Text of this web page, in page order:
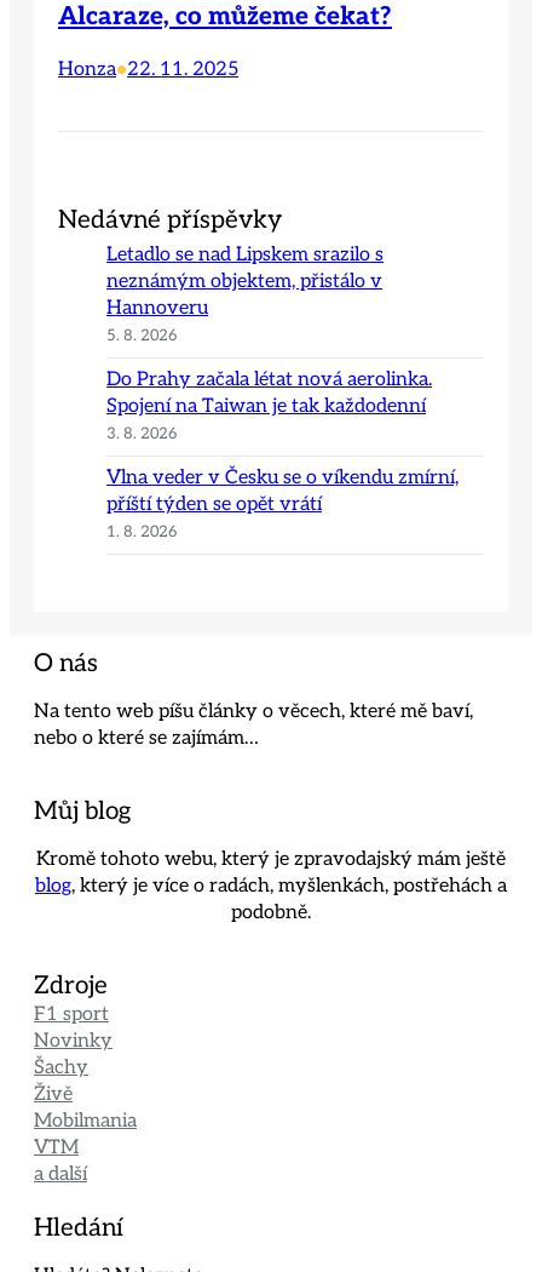
Alcaraze, co můžeme čekat?
Honza•22. 11. 2025
Nedávné příspěvky
Letadlo se nad Lipskem srazilo s
neznámým objektem, přistálo v
Hannoveru
5. 8. 2026
Do Prahy začala létat nová aerolinka.
Spojení na Taiwan je tak každodenní
3. 8. 2026
Vlna veder v Česku se o víkendu zmírní,
příští týden se opět vrátí
1. 8. 2026
O nás
Na tento web píšu články o věcech, které mě baví,
nebo o které se zajímám…
Můj blog
Kromě tohoto webu, který je zpravodajský mám ještě
blog, který je více o radách, myšlenkách, postřehách a
podobně.
Zdroje
F1 sport
Novinky
Šachy
Živě
Mobilmania
VTM
a další
Hledání